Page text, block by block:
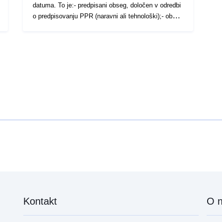
datuma. To je:- predpisani obseg, določen v odredbi
o predpisovanju PPR (naravni ali tehnološki);- obseg
Kontakt O